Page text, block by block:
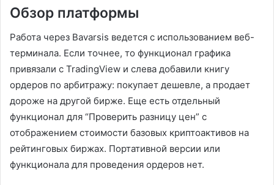
Обзор платформы
Работа через Bavarsis ведется с использованием веб-
терминала. Если точнее, то функционал графика
привязали с TradingView и слева добавили книгу
ордеров по арбитражу: покупает дешевле, а продает
дороже на другой бирже. Еще есть отдельный
функционал для “Проверить разницу цен” с
отображением стоимости базовых криптоактивов на
рейтинговых биржах. Портативной версии или
функционала для проведения ордеров нет.